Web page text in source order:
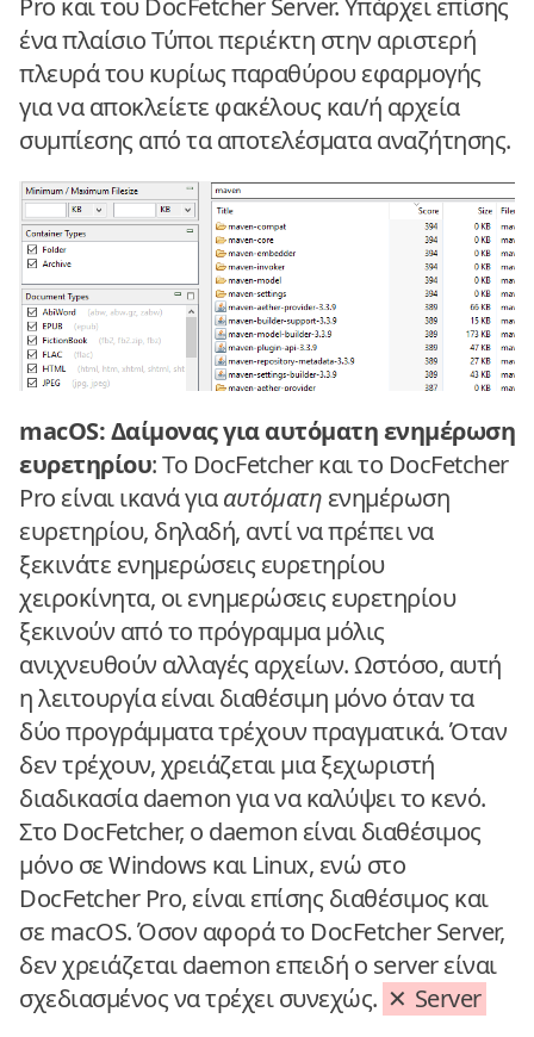
ένα πλαίσιο Τύποι περιέκτη στην αριστερή
πλευρά του κυρίως παραθύρου εφαρμογής
για να αποκλείετε φακέλους και/ή αρχεία
συμπίεσης από τα αποτελέσματα αναζήτησης.
macOS: Δαίμονας για αυτόματη ενημέρωση
ευρετηρίου: Το DocFetcher και το DocFetcher
Pro είναι ικανά γιααυτόματη ενημέρωση
ευρετηρίου, δηλαδή, αντί να πρέπει να
ξεκινάτε ενημερώσεις ευρετηρίου
χειροκίνητα, οι ενημερώσεις ευρετηρίου
ξεκινούν από το πρόγραμμα μόλις
ανιχνευθούν αλλαγές αρχείων. Ωστόσο, αυτή
η λειτουργία είναι διαθέσιμη μόνο όταν τα
δύο προγράμματα τρέχουν πραγματικά. Όταν
δεν τρέχουν, χρειάζεται μια ξεχωριστή
διαδικασία daemon για να καλύψει το κενό.
Στο DocFetcher, ο daemon είναι διαθέσιμος
μόνο σε Windows και Linux, ενώ στο
DocFetcher Pro, είναι επίσης διαθέσιμος και
σε macOS. Όσον αφορά το DocFetcher Server,
δεν χρειάζεται daemon επειδή ο server είναι
σχεδιασμένος να τρέχει συνεχώς.
Server